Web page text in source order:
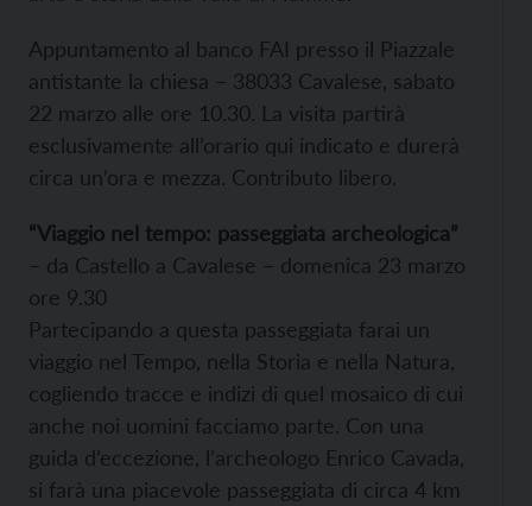
Appuntamento al banco FAI presso il Piazzale
antistante la chiesa – 38033 Cavalese, sabato
22 marzo alle ore 10.30. La visita partirà
esclusivamente all’orario qui indicato e durerà
circa un’ora e mezza. Contributo libero.
“Viaggio nel tempo: passeggiata archeologica”
– da Castello a Cavalese – domenica 23 marzo
ore 9.30
Partecipando a questa passeggiata farai un
viaggio nel Tempo, nella Storia e nella Natura,
cogliendo tracce e indizi di quel mosaico di cui
anche noi uomini facciamo parte. Con una
guida d’eccezione, l’archeologo Enrico Cavada,
si farà una piacevole passeggiata di circa 4 km